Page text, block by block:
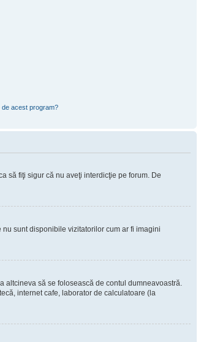
de acest program?
să fiţi sigur că nu aveţi interdicţie pe forum. De
sunt disponibile vizitatorilor cum ar fi imagini
altcineva să se folosească de contul dumneavoastră.
internet cafe, laborator de calculatoare (la